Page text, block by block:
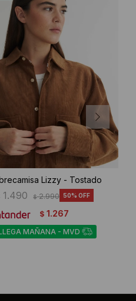
Lizzy - Tostado
1.490 $ 2.990 50
$ 1.267
MAÑANA - MVD